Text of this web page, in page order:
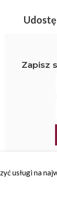
Zapisz
usługi na